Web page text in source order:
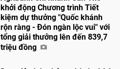
khởi động Chương trình Tiết
kiệm dự thưởng "Quốc khánh
rộn ràng - Đón ngàn lộc vui" với
tổng giải thưởng lên đến 839,7
triệu đồng